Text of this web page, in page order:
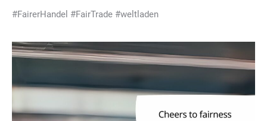
#FairerHandel #FairTrade #weltladen